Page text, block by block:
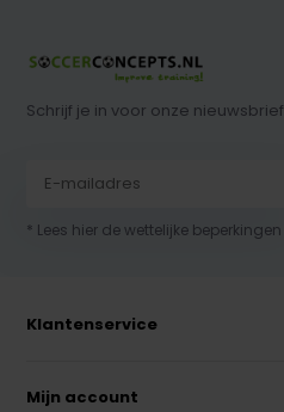
Schrijf je in voor onze nieuwsbrief
* Lees hier de wettelijke beperkingen
Klantenservice
Mijn account